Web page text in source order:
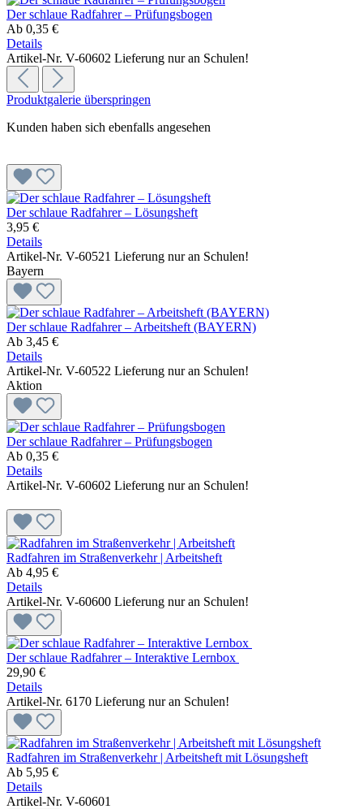
Der schlaue Radfahrer – Prüfungsbogen
Ab 0,35 €
Details
Artikel-Nr. V-60602 Lieferung nur an Schulen!
Produktgalerie überspringen
Kunden haben sich ebenfalls angesehen
Der schlaue Radfahrer – Lösungsheft
3,95 €
Details
Artikel-Nr. V-60521 Lieferung nur an Schulen!
Bayern
Der schlaue Radfahrer – Arbeitsheft (BAYERN)
Ab 3,45 €
Details
Artikel-Nr. V-60522 Lieferung nur an Schulen!
Aktion
Der schlaue Radfahrer – Prüfungsbogen
Ab 0,35 €
Details
Artikel-Nr. V-60602 Lieferung nur an Schulen!
Radfahren im Straßenverkehr | Arbeitsheft
Ab 4,95 €
Details
Artikel-Nr. V-60600 Lieferung nur an Schulen!
Der schlaue Radfahrer – Interaktive Lernbox
29,90 €
Details
Artikel-Nr. 6170 Lieferung nur an Schulen!
Radfahren im Straßenverkehr | Arbeitsheft mit Lösungsheft
Ab 5,95 €
Details
Artikel-Nr. V-60601